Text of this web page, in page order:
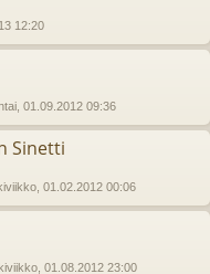
12:20
01.09.2012 09:36
Sinetti
01.02.2012 00:06
01.08.2012 23:00